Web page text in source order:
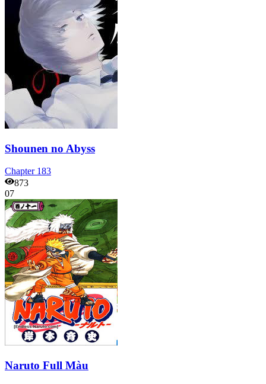
Shounen no Abyss
Chapter 183
873
07
Naruto Full Màu